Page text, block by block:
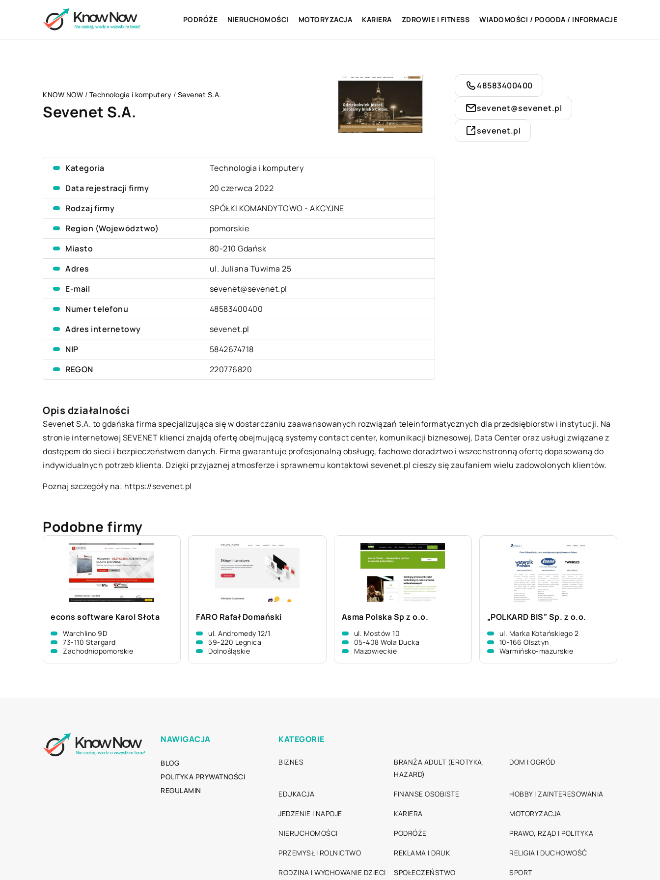
PODRÓŻE NIERUCHOMOŚCI MOTORYZACJA KARIERA ZDROWIE I FITNESS WIADOMOŚCI / POGODA / INFORMACJE
KNOW NOW / Technologia i komputery / Sevenet S.A.
Sevenet S.A.
Kategoria
Technologia i komputery
Data rejestracji firmy
20 czerwca 2022
Rodzaj firmy
SPÓŁKI KOMANDYTOWO - AKCYJNE
Region (Województwo)
pomorskie
Miasto
80-210 Gdańsk
Adres
ul. Juliana Tuwima 25
E-mail
sevenet@sevenet.pl
Numer telefonu
48583400400
Adres internetowy
sevenet.pl
NIP
5842674718
REGON
220776820
48583400400
sevenet@sevenet.pl
sevenet.pl
Opis działalności
Sevenet S.A. to gdańska firma specjalizująca się w dostarczaniu zaawansowanych rozwiązań teleinformatycznych dla przedsiębiorstw i instytucji. Na
stronie internetowej SEVENET klienci znajdą ofertę obejmującą systemy contact center, komunikacji biznesowej, Data Center oraz usługi związane z
dostępem do sieci i bezpieczeństwem danych. Firma gwarantuje profesjonalną obsługę, fachowe doradztwo i wszechstronną ofertę dopasowaną do
indywidualnych potrzeb klienta. Dzięki przyjaznej atmosferze i sprawnemu kontaktowi sevenet.pl cieszy się zaufaniem wielu zadowolonych klientów.
Poznaj szczegóły na: https://sevenet.pl
Podobne firmy
econs software Karol Słota
Warchlino 9D
73-110 Stargard
Zachodniopomorskie
FARO Rafał Domański
ul. Andromedy 12/1
59-220 Legnica
Dolnośląskie
Asma Polska Sp z o.o.
ul. Mostów 10
05-408 Wola Ducka
Mazowieckie
„POLKARD BIS” Sp. z o.o.
ul. Marka Kotańskiego 2
10-166 Olsztyn
Warmińsko-mazurskie
NAWIGACJA
BLOG
POLITYKA PRYWATNOŚCI
REGULAMIN
KATEGORIE
BIZNES
BRANŻA ADULT (EROTYKA,
HAZARD)
DOM I OGRÓD
EDUKACJA FINANSE OSOBISTE HOBBY I ZAINTERESOWANIA
JEDZENIE I NAPOJE KARIERA MOTORYZACJA
NIERUCHOMOŚCI PODRÓŻE PRAWO, RZĄD I POLITYKA
PRZEMYSŁ I ROLNICTWO REKLAMA I DRUK RELIGIA I DUCHOWOŚĆ
RODZINA I WYCHOWANIE DZIECI SPOŁECZEŃSTWO SPORT